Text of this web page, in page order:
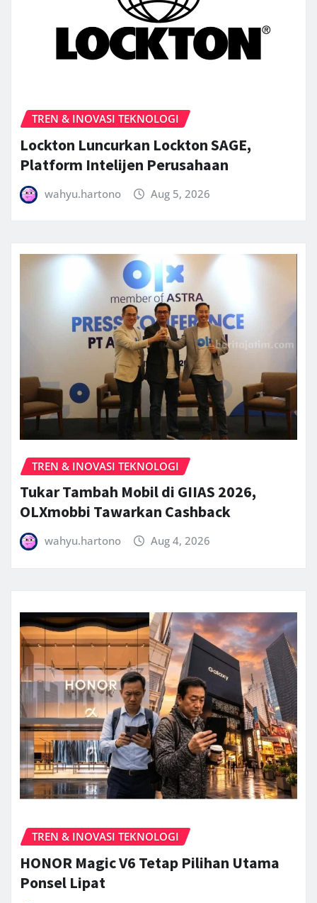
TREN & INOVASI TEKNOLOGI
Lockton Luncurkan Lockton SAGE,
Platform Intelijen Perusahaan
wahyu.hartono Aug 5, 2026
TREN & INOVASI TEKNOLOGI
Tukar Tambah Mobil di GIIAS 2026,
OLXmobbi Tawarkan Cashback
wahyu.hartono Aug 4, 2026
TREN & INOVASI TEKNOLOGI
HONOR Magic V6 Tetap Pilihan Utama
Ponsel Lipat